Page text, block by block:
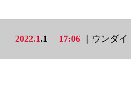
2022.1.1 17:06 ｜ウンダイ